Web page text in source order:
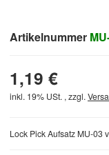
Artikelnummer
Lock Pick Aufsatz MU-03
1,19 €
inkl. 19% USt. , zzgl.